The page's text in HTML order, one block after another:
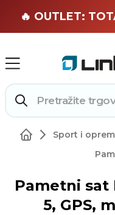
🏄
🔥 OUTLET:
Sport i
Pametni sat
5, GPS,